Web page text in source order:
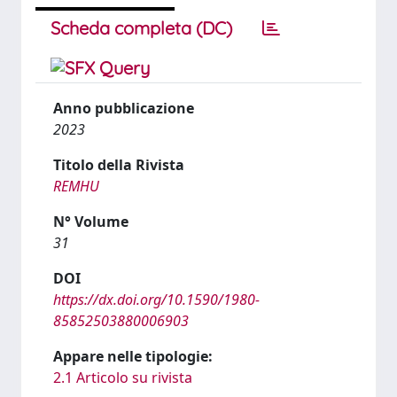
Scheda completa (DC)
Anno pubblicazione
2023
Titolo della Rivista
REMHU
N° Volume
31
DOI
https://dx.doi.org/10.1590/1980-
85852503880006903
Appare nelle tipologie:
2.1 Articolo su rivista